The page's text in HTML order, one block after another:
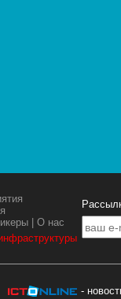
|О нас
-